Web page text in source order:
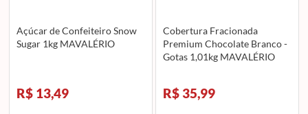
Açúcar de Confeiteiro Snow
Sugar 1kg MAVALÉRIO
R$ 13,49
Cobertura Fracionada
Premium Chocolate Branco -
Gotas 1,01kg MAVALÉRIO
R$ 35,99